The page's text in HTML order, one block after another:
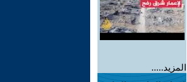
المزيد.....